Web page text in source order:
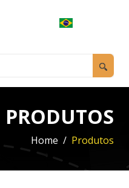
PRODUTOS
Home Produtos